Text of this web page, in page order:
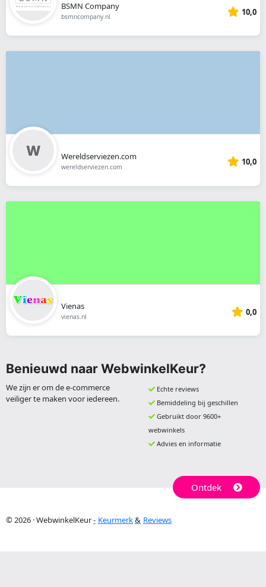
BSMN Company
bsmncompany.nl 10,0
Wereldserviezen.com
wereldserviezen.com 10,0
Vienas
vienas.nl 0,0
Benieuwd naar WebwinkelKeur?
We zijn er om de e-commerce
veiliger te maken voor iedereen.
Echte reviews
Bemiddeling bij geschillen
Gebruikt door 9600+
webwinkels
Advies en informatie
Ontdek
© 2026 · WebwinkelKeur Keurmerk Reviews